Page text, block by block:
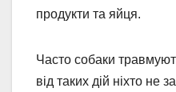
продукти та яйця.
Часто собаки
від таких дій ніхто не